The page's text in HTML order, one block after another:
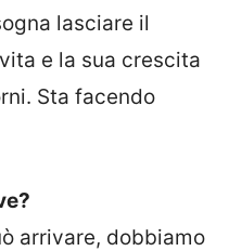
lasciare il
e la sua crescita
Sta facendo
arrivare, dobbiamo